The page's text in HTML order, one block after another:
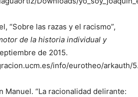
“Sobre las razas y el racismo”,
de la historia individual y
de 2015.
info/eurotheo/arkauth/
Manuel. “La racionalidad delirante: